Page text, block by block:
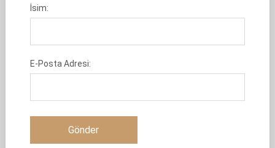
İsim:
E-Posta Adresi: